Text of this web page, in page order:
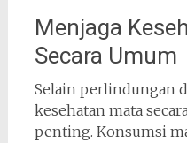
Menjaga
Secara Umum
Selain perlindungan
kesehatan mata
penting. Konsumsi